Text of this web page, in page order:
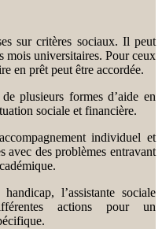
sur critères sociaux. Il peut
mois universitaires. Pour ceux
en prêt peut être accordée.
plusieurs formes d’aide en
sociale et financière.
individuel et
avec des problèmes entravant
l’assistante sociale
actions pour un